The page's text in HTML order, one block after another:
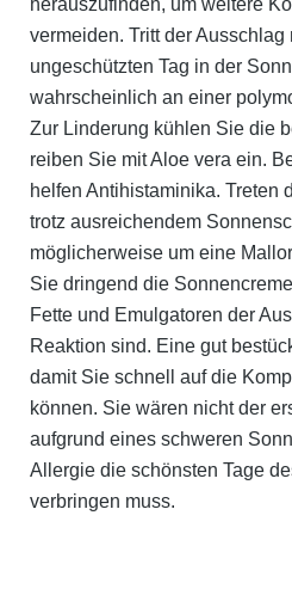
vermeiden. Tritt der Ausschlag
ungeschützten Tag in der
wahrscheinlich an einer
Zur Linderung kühlen Sie die
reiben Sie mit Aloe vera ein.
helfen Antihistaminika. Treten
trotz ausreichendem
möglicherweise um eine
Sie dringend die
Fette und Emulgatoren der
Reaktion sind. Eine gut
damit Sie schnell auf die
können. Sie wären nicht der
aufgrund eines schweren
Allergie die schönsten Tage
verbringen muss.